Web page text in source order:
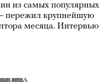
из самых популярных
пережил крупнейшую
месяца. Интервью